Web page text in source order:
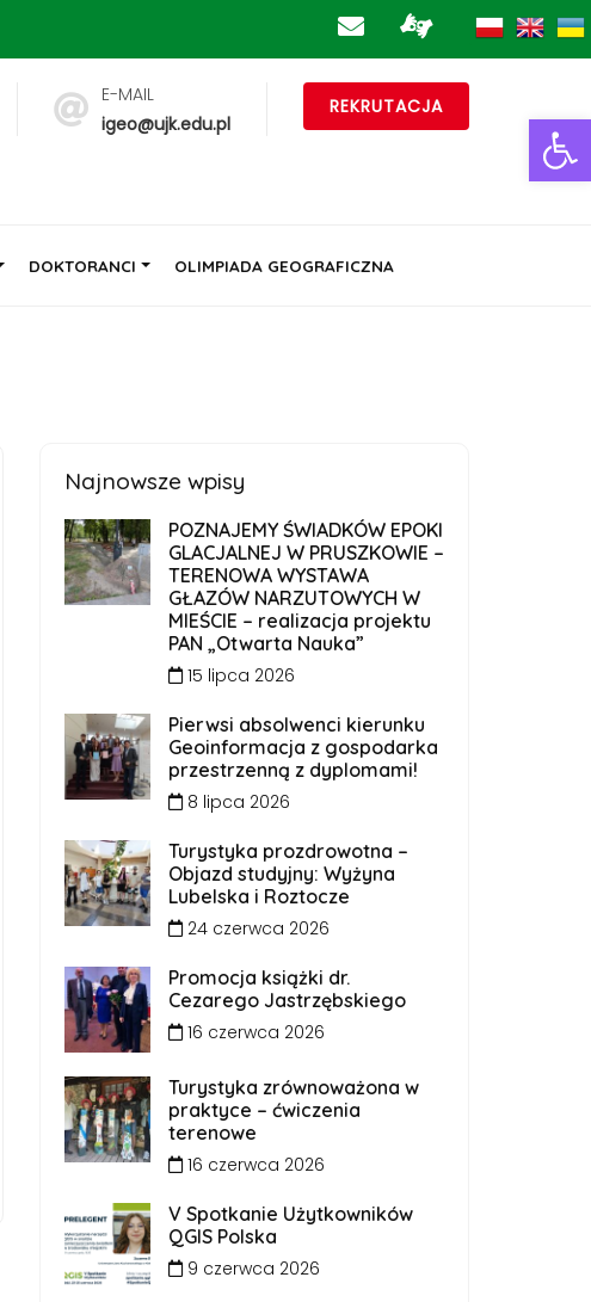
E-MAIL
igeo@ujk.edu.pl
REKRUTACJA
DOKTORANCI OLIMPIADA GEOGRAFICZNA
Najnowsze wpisy
POZNAJEMY ŚWIADKÓW EPOKI
GLACJALNEJ W PRUSZKOWIE –
TERENOWA WYSTAWA
GŁAZÓW NARZUTOWYCH W
MIEŚCIE – realizacja projektu
PAN „Otwarta Nauka”
15 lipca 2026
Pierwsi absolwenci kierunku
Geoinformacja z gospodarka
przestrzenną z dyplomami!
8 lipca 2026
Turystyka prozdrowotna –
Objazd studyjny: Wyżyna
Lubelska i Roztocze
24 czerwca 2026
Promocja książki dr.
Cezarego Jastrzębskiego
16 czerwca 2026
Turystyka zrównoważona w
praktyce – ćwiczenia
terenowe
16 czerwca 2026
V Spotkanie Użytkowników
QGIS Polska
9 czerwca 2026